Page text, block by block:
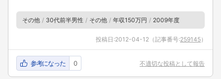
その他 30代前半男性 その他 年収150万円 2009年度
投稿日:2012-04-12 （記事番号:259145）
参考になった 0 不適切な投稿として報告